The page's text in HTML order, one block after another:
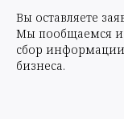
Вы оставляете
Мы пообщаемся и
сбор информации
бизнеса.